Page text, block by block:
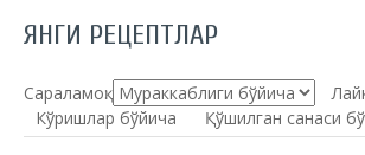
ЯНГИ РЕЦЕПТЛАР
Сараламоқ:
Кўришлар бўйича
Қўшилган санаси